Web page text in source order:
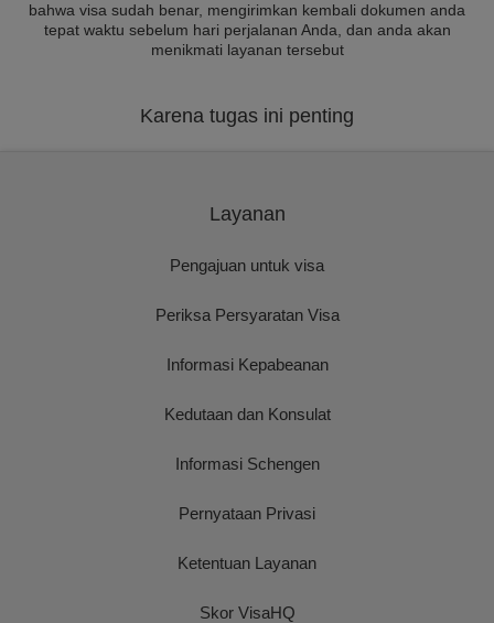
bahwa visa sudah benar, mengirimkan kembali dokumen anda
tepat waktu sebelum hari perjalanan Anda, dan anda akan
menikmati layanan tersebut
Karena tugas ini penting
Layanan
Pengajuan untuk visa
Periksa Persyaratan Visa
Informasi Kepabeanan
Kedutaan dan Konsulat
Informasi Schengen
Pernyataan Privasi
Ketentuan Layanan
Skor VisaHQ